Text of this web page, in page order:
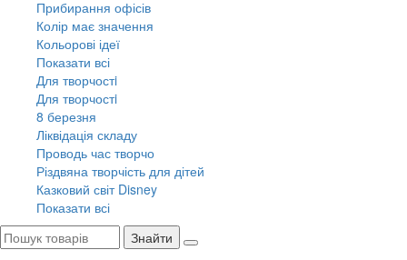
Прибирання офісів
Колір має значення
Кольорові ідеї
Показати всі
Для творчостi
Для творчостi
8 березня
Ліквідація складу
Проводь час творчо
Різдвяна творчість для дітей
Казковий світ Disney
Показати всі
Знайти